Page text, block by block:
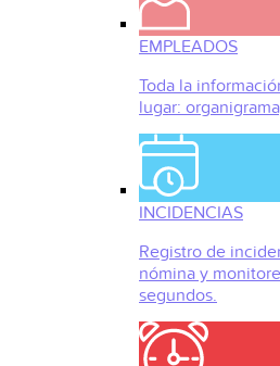
EMPLEADOS
Toda la
lugar:
INCIDENCIAS
Registro de
nómina y
segundos.